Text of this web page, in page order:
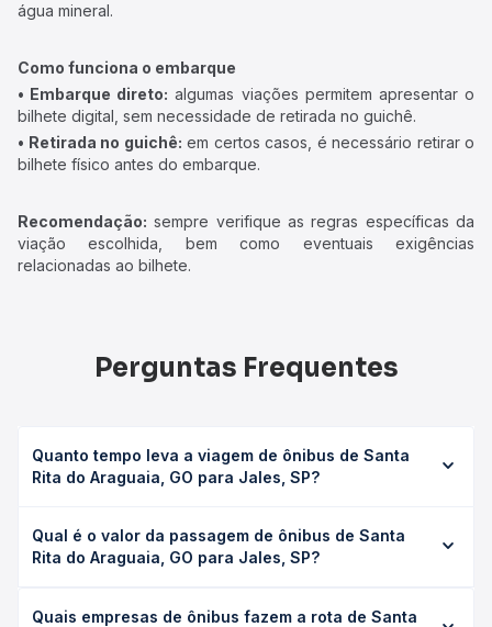
água mineral.
Como funciona o embarque
• Embarque direto: algumas viações permitem apresentar o
bilhete digital, sem necessidade de retirada no guichê.
• Retirada no guichê: em certos casos, é necessário retirar o
bilhete físico antes do embarque.
Recomendação: sempre verifique as regras específicas da
viação escolhida, bem como eventuais exigências
relacionadas ao bilhete.
Perguntas Frequentes
Quanto tempo leva a viagem de ônibus de Santa
Rita do Araguaia, GO para Jales, SP?
Jales, SP leva em média 11h 24min, podendo variar
conforme a viação, o tipo de serviço (convencional,
Qual é o valor da passagem de ônibus de Santa
Rita do Araguaia, GO para Jales, SP?
Araguaia, GO para Jales, SP custa em média R$ 364,83 e
Quais empresas de ônibus fazem a rota de Santa